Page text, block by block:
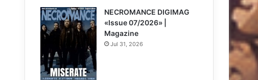
NECROMANCE DIGIMAG
«Issue 07/2026» |
Magazine
Jul 31, 2026